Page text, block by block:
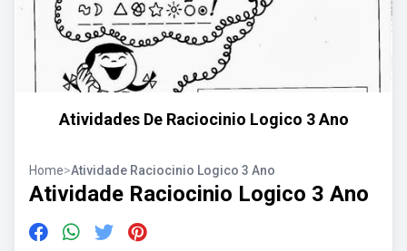
Atividades De Raciocinio Logico 3 Ano
Home>Atividade Raciocinio Logico 3 Ano
Atividade Raciocinio Logico 3 Ano